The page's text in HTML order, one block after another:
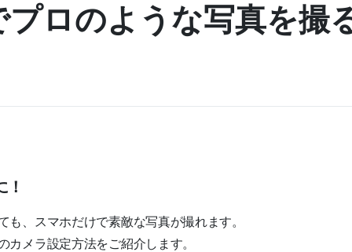
ロのような写真を撮
も、スマホだけで素敵な写真が撮れます。
カメラ設定方法をご紹介します。